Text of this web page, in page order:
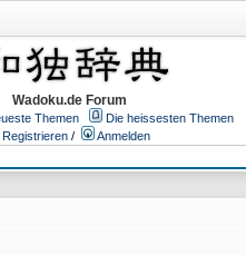
Wadoku.de Forum
Themen
Die heissesten Themen
Registrieren /
Anmelden